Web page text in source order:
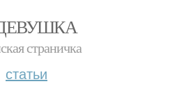
страничка
статьи